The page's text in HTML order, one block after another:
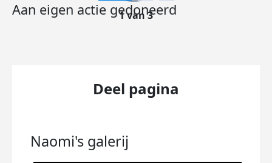
Aan eigen actie gedoneerd
1 van 3
Deel pagina
Naomi's galerij